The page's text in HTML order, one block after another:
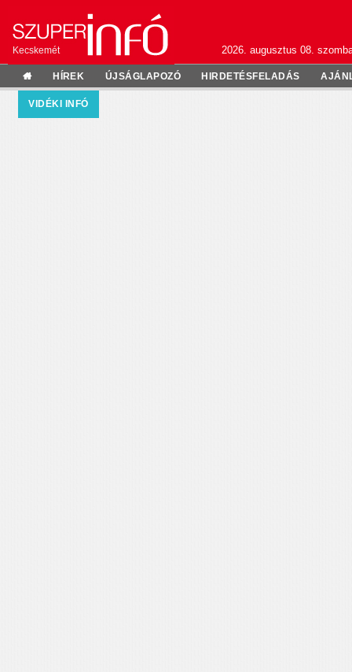
Kecskemét 2026. augusztus 08.
HÍREK ÚJSÁGLAPOZÓ HIRDETÉSFELADÁS
VIDÉKI INFÓ